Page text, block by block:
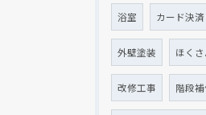
浴室 カード決済
外壁塗装 ほく
改修工事 階段